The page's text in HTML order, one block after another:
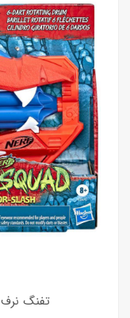
تفنگ نرف Nerf مدل RAPTOR SLASH